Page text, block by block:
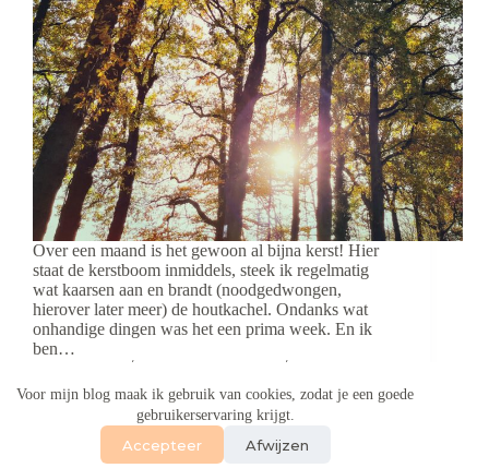
Voor mijn blog maak ik gebruik van cookies, zodat je een goede
gebruikerservaring krijgt.
Accepteer Afwijzen
Over een maand is het gewoon al bijna kerst! Hier
staat de kerstboom inmiddels, steek ik regelmatig
wat kaarsen aan en brandt (noodgedwongen,
hierover later meer) de houtkachel. Ondanks wat
onhandige dingen was het een prima week. En ik
ben…